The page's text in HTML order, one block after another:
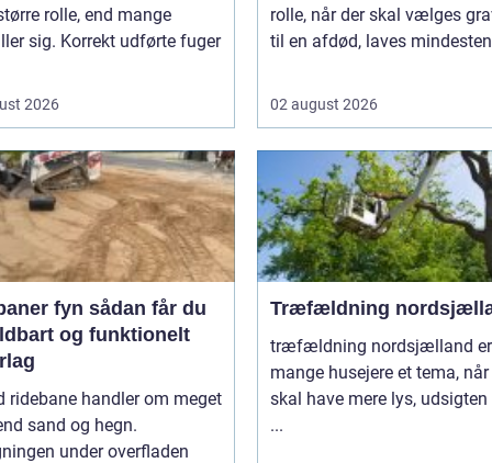
rolle, end mange
sig. Korrekt udførte fuger
2026
rolle, når der skal vælges
til en afdød, laves
02 august 2026
fyn sådan får du
og funktionelt
ridebane handler om meget
sand og hegn.
under overfladen
Træfældning
træfældning nordsjælland
mange husejere et tema,
skal have mere lys,
...